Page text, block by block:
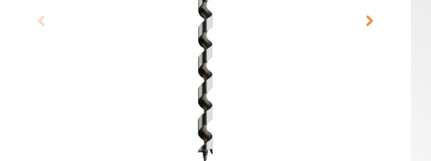
HOJAS DE SIERRAS
SABLES